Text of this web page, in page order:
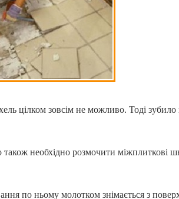
цілком зовсім не можливо. Тоді
необхідно розмочити міжплиткові
по ньому молотком знімається з